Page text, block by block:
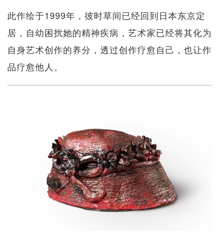
此作绘于1999年，彼时草间已经回到日本东京定
居，自幼困扰她的精神疾病，艺术家已经将其化为
自身艺术创作的养分，透过创作疗愈自己，也让作
品疗愈他人。